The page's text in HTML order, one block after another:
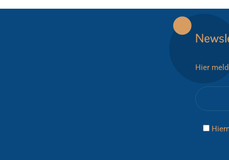
Hier